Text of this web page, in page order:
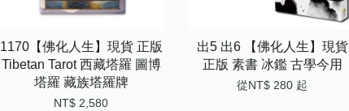
1170【佛化人生】現貨 正版
Tibetan Tarot 西藏塔羅 圖博
塔羅 藏族塔羅牌
NT$ 2,580
出5 出6 【佛化人生】現貨
正版 素書 冰鑑 古學今用
從 NT$ 280 起